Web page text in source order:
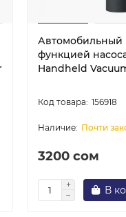
Автомобильный
функцией
Handheld
156918
Почти
3200 сом
В
Обычно отвечаем за